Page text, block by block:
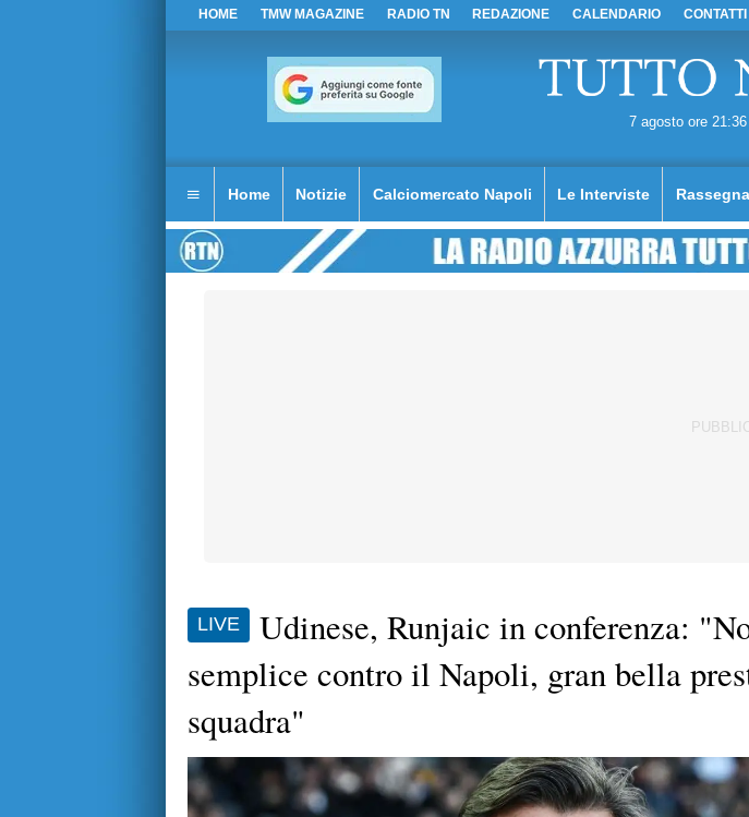
HOME TMW MAGAZINE RADIO TN REDAZIONE CALENDARIO CONTATTI
7 agosto ore 21:36
Home Notizie Calciomercato Napoli Le Interviste
LIVE
Udinese, Runjaic in conferenza:
semplice contro il Napoli, gran bella
squadra"